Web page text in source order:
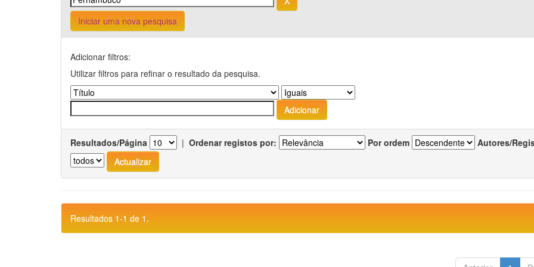
Iniciar uma nova pesquisa
Adicionar filtros:
Utilizar filtros para refinar o resultado da pesquisa.
Resultados/Página | Ordenar registos por: Por ordem Autores/
Resultados 1-1 de 1.